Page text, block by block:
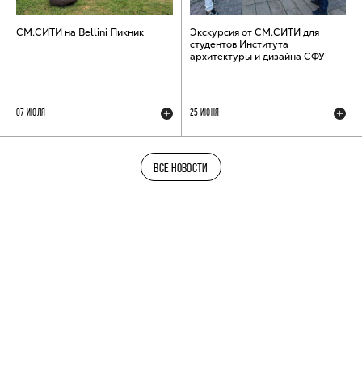
СМ.СИТИ на Bellini Пикник
07 ИЮЛЯ
Экскурсия от СМ.СИТИ для
студентов Института
архитектуры и дизайна СФУ
25 ИЮНЯ
ВСЕ НОВОСТИ